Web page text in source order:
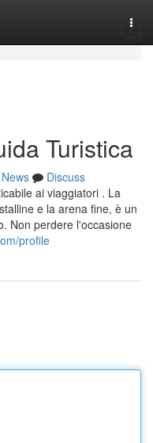
Turistica
News
Discuss
ai viaggiatori . La
e la arena fine, è un
Non perdere l'occasione
profile